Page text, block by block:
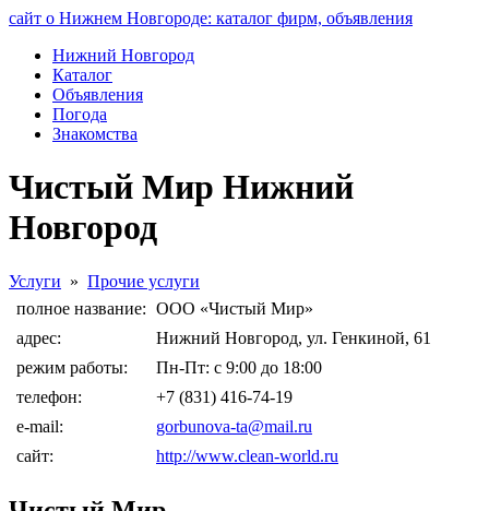
сайт о Нижнем Новгороде: каталог фирм, объявления
Нижний Новгород
Каталог
Объявления
Погода
Знакомства
Чистый Мир Нижний
Новгород
Услуги » Прочие услуги
полное название: ООО «Чистый Мир»
адрес:
Нижний Новгород, ул. Генкиной, 61
режим работы:
Пн-Пт: с 9:00 до 18:00
телефон:
+7 (831) 416-74-19
e-mail:
gorbunova-ta@mail.ru
сайт:
http://www.clean-world.ru